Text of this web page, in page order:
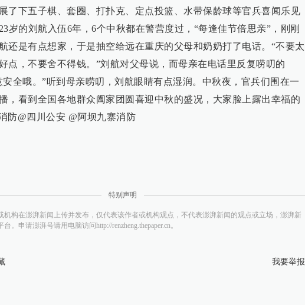
了下五子棋、套圈、打扑克、定点投篮、水带保龄球等官兵喜闻乐见
岁的刘航入伍6年，6个中秋都在警营度过，“每逢佳节倍思亲”，刚刚
还是有点想家，于是抽空给远在重庆的父母和奶奶打了电话。“不要太
点，不要舍不得钱。”刘航对父母说，而母亲在电话里反复唠叨的
安全哦。”听到母亲唠叨，刘航眼睛有点湿润。中秋夜，官兵们围在一
，看到全国各地群众阖家团圆喜迎中秋的盛况，大家脸上露出幸福的
防@四川公安 @阿坝九寨消防
特别声明
机构在澎湃新闻上传并发布，仅代表该作者或机构观点，不代表澎湃新闻的观点或立场，澎湃新
。申请澎湃号请用电脑访问http://renzheng.thepaper.cn。
我要举报